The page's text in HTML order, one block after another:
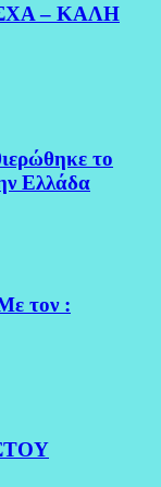
– ΚΑΛΗ
το
Ελλάδα
τον :